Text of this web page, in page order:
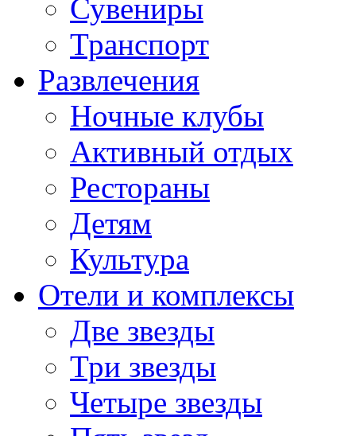
Сувениры
Транспорт
Развлечения
Ночные клубы
Активный отдых
Рестораны
Детям
Культура
Отели и комплексы
Две звезды
Три звезды
Четыре звезды